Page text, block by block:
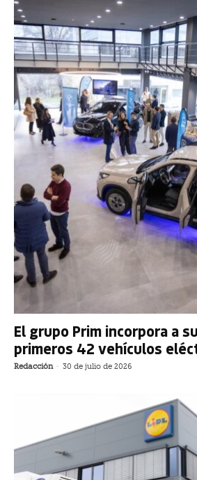
El grupo Prim incorpora a
primeros 42 vehículos
Redacción - 30 de julio de 2026